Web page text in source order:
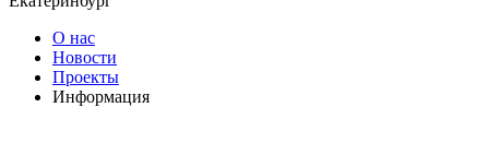
О нас
Новости
Проекты
Информация